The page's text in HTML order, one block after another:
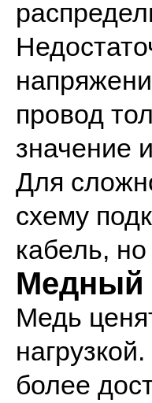
провод
значение
Для
схему
кабель,
Медный
Медь
более